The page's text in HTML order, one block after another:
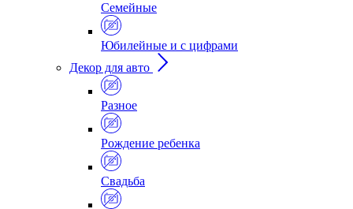
Семейные
Юбилейные и с цифрами
Декор для авто
Разное
Рождение ребенка
Свадьба